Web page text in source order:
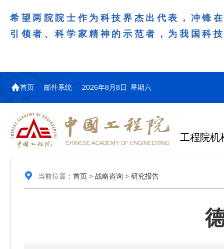
希望两院院士作为科技界杰出代表，冲锋
引领者、科学家精神的示范者，为我国科
首页 邮件系统 2026年8月8日 星期六
工程院机
当前位置： 首页> 战略咨询 > 研究报告